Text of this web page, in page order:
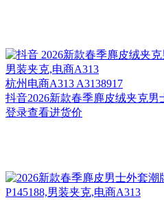
杭州 电商A313 A3138917
抖音2026新款春季麂皮绒夹克男
登录查看进货价